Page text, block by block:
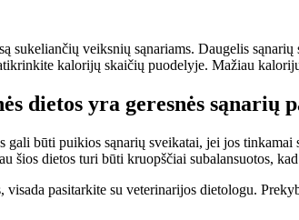
sukeliančių veiksnių sąnariams. Daugelis
kalorijų skaičių puodelyje. Mažiau
dietos yra geresnės sąnarių
gali būti puikios sąnarių sveikatai, jei jos
šios dietos turi būti kruopščiai subalansuotos,
visada pasitarkite su veterinarijos dietologu.